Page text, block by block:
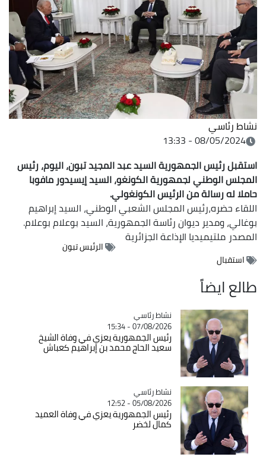
نشاط رئاسي
08/05/2024 - 13:33
استقبل رئيس الجمهورية السيد عبد المجيد تبون، اليوم، رئيس
المجلس الوطني لجمهورية الكونغو، السيد إيسيدور مافوبا
حاملا له رسالة من الرئيس الكونغولي.
اللقاء حضره،رئيس المجلس الشعبي الوطني، السيد إبراهيم
بوغالي، ومدير ديوان رئاسة الجمهورية، السيد بوعلام بوعلام.
المصدرملتيميديا الإذاعة الجزائرية
الرئيس تبون
استقبال
طالع ايضاً
Catégorie
نشاط رئاسي
07/08/2026 - 15:34
رئيس الجمهورية يعزي في وفاة الشيخ
سعيد الحاج محمد بن إبراهيم كعباش
Catégorie
نشاط رئاسي
05/08/2026 - 12:52
رئيس الجمهورية يعزي في وفاة العميد
كمال لخضر